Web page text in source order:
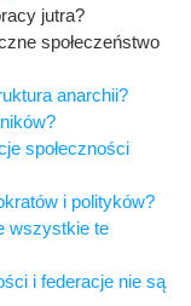
jutra?
społeczeństwo
anarchii?
społeczności
i polityków?
wszystkie te
i federacje nie są